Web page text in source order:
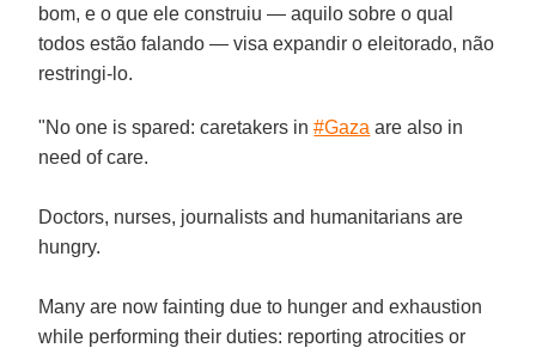
bom, e o que ele construiu — aquilo sobre o qual
todos estão falando — visa expandir o eleitorado, não
restringi-lo.
"No one is spared: caretakers in#Gaza are also in
need of care.
Doctors, nurses, journalists and humanitarians are
hungry.
Many are now fainting due to hunger and exhaustion
while performing their duties: reporting atrocities or